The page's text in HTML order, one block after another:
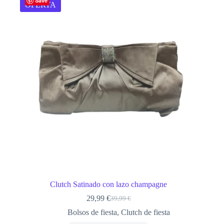
OFERTA
Clutch Satinado con lazo champagne
39,99€
El
precio
29,99 €El
precio
Bolsos de fiesta, Clutch de fiesta